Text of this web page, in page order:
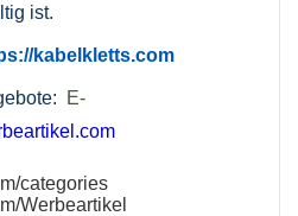
ist.
kabelkletts.com
E-
categories
Werbeartikel